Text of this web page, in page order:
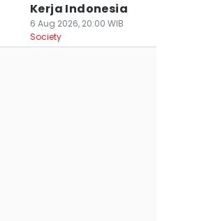
Kerja Indonesia
6 Aug 2026, 20:00 WIB
Society